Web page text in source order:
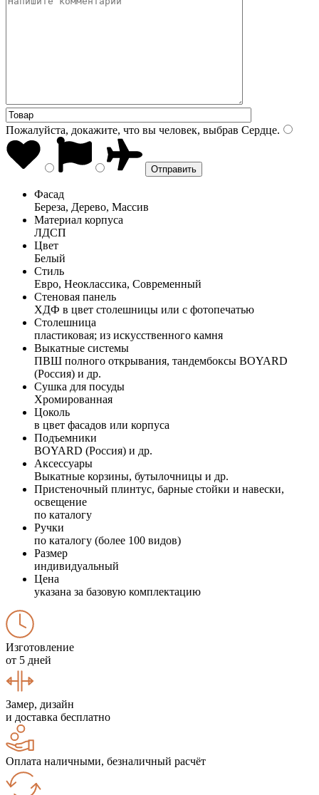
Пожалуйста, докажите, что вы человек, выбрав Сердце.
Фасад
Береза, Дерево, Массив
Материал корпуса
ЛДСП
Цвет
Белый
Стиль
Евро, Неоклассика, Современный
Стеновая панель
ХДФ в цвет столешницы или с фотопечатью
Столешница
пластиковая; из искусственного камня
Выкатные системы
ПВШ полного открывания, тандембоксы BOYARD
(Россия) и др.
Сушка для посуды
Хромированная
Цоколь
в цвет фасадов или корпуса
Подъемники
BOYARD (Россия) и др.
Аксессуары
Выкатные корзины, бутылочницы и др.
Пристеночный плинтус, барные стойки и навески,
освещение
по каталогу
Ручки
по каталогу (более 100 видов)
Размер
индивидуальный
Цена
указана за базовую комплектацию
Изготовление
от 5 дней
Замер, дизайн
и доставка бесплатно
Оплата наличными, безналичный расчёт